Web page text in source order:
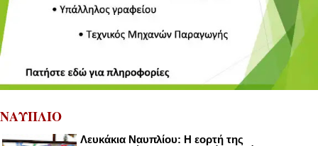
ΝΑΥΠΛΙΟ
Λευκάκια Ναυπλίου: Η εορτή της